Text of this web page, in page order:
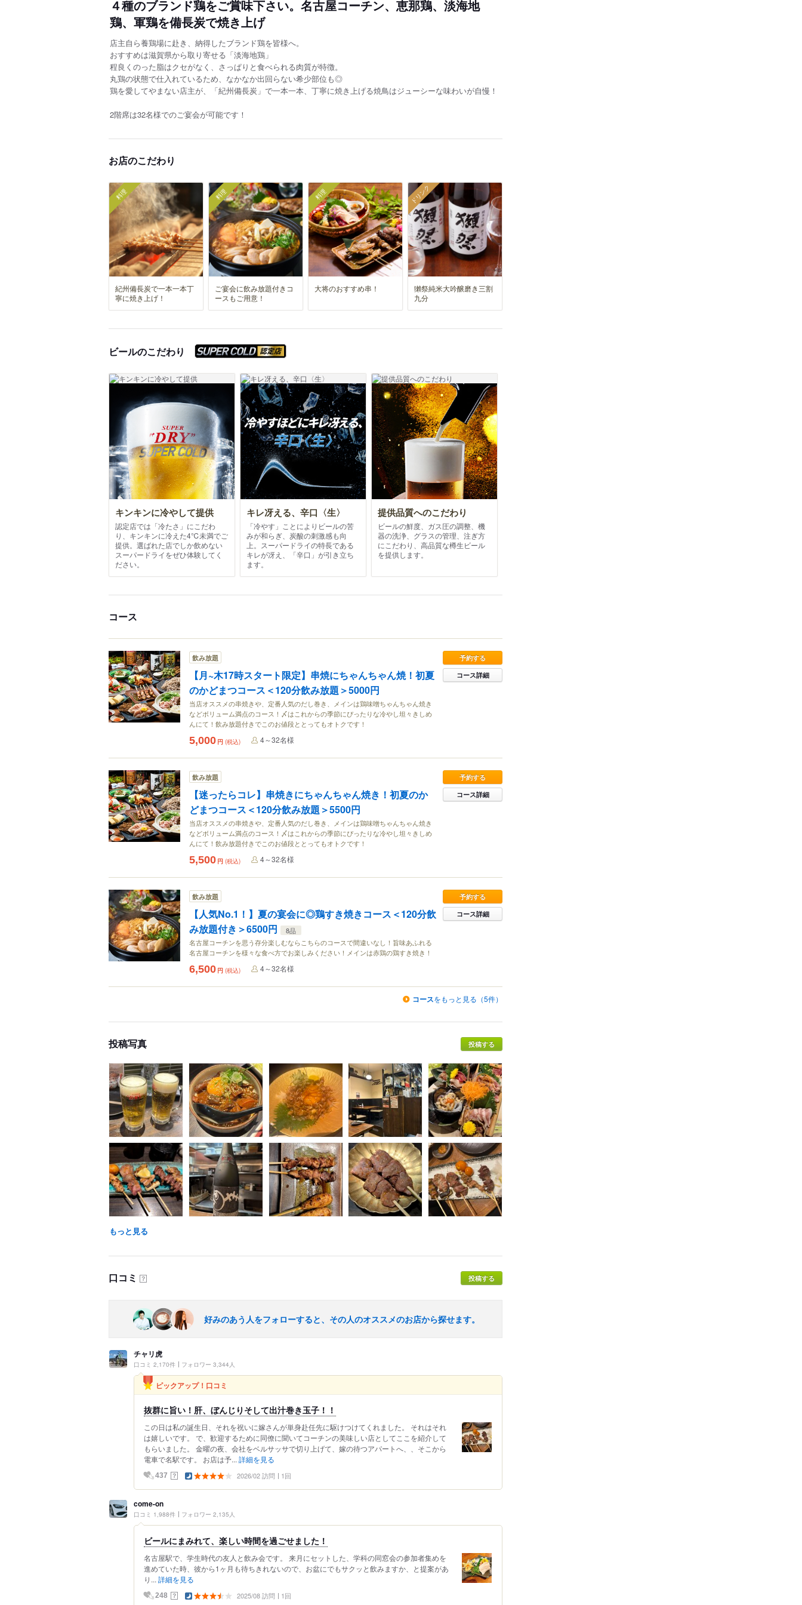
４種のブランド鶏をご賞味下さい。名古屋コーチン、恵那鶏、淡海地
鶏、軍鶏を備長炭で焼き上げ
店主自ら養鶏場に赴き、納得したブランド鶏を皆様へ。
おすすめは滋賀県から取り寄せる「淡海地鶏」
程良くのった脂はクセがなく、さっぱりと食べられる肉質が特徴。
丸鶏の状態で仕入れているため、なかなか出回らない希少部位も◎
鶏を愛してやまない店主が、「紀州備長炭」で一本一本、丁寧に焼き上げる焼鳥はジューシーな味わいが自慢！
2階席は32名様でのご宴会が可能です！
お店のこだわり
料理
紀州備長炭で一本一本丁
寧に焼き上げ！
料理
ご宴会に飲み放題付きコ
ースもご用意！
料理
大将のおすすめ串！
ドリンク
獺祭純米大吟醸磨き三割
九分
ビールのこだわり
キンキンに冷やして提供
認定店では「冷たさ」にこだわ
り、キンキンに冷えた4℃未満でご
提供。選ばれた店でしか飲めない
スーパードライをぜひ体験してく
ださい。
キレ冴える、辛口〈生〉
「冷やす」ことによりビールの苦
みが和らぎ、炭酸の刺激感も向
上。スーパードライの特長である
キレが冴え、「辛口」が引き立ち
ます。
提供品質へのこだわり
ビールの鮮度、ガス圧の調整、機
器の洗浄、グラスの管理、注ぎ方
にこだわり、高品質な樽生ビール
を提供します。
コース
飲み放題
【月~木17時スタート限定】串焼にちゃんちゃん焼！初夏
のかどまつコース＜120分飲み放題＞5000円
当店オススメの串焼きや、定番人気のだし巻き、メインは鶏味噌ちゃんちゃん焼き
などボリューム満点のコース！〆はこれからの季節にぴったりな冷やし坦々きしめ
んにて！飲み放題付きでこのお値段ととってもオトクです！
予約する
コース詳細
5,000 円 (税込) 4～32名様
飲み放題
【迷ったらコレ】串焼きにちゃんちゃん焼き！初夏のか
どまつコース＜120分飲み放題＞5500円
当店オススメの串焼きや、定番人気のだし巻き、メインは鶏味噌ちゃんちゃん焼き
などボリューム満点のコース！〆はこれからの季節にぴったりな冷やし坦々きしめ
んにて！飲み放題付きでこのお値段ととってもオトクです！
予約する
コース詳細
5,500 円 (税込) 4～32名様
飲み放題
【人気No.1！】夏の宴会に◎鶏すき焼きコース＜120分飲
み放題付き＞6500円
8品
名古屋コーチンを思う存分楽しむならこちらのコースで間違いなし！旨味あふれる
名古屋コーチンを様々な食べ方でお楽しみください！メインは赤鶏の鶏すき焼き！
予約する
コース詳細
6,500 円 (税込) 4～32名様
コースをもっと見る（5件）
投稿写真 投稿する
もっと見る
口コミ ？ 投稿する
好みのあう人をフォローすると、その人のオススメのお店から探せます。
チャリ虎
口コミ 2,170件 フォロワー 3,344人
ピックアップ！口コミ
抜群に旨い！肝、ぼんじりそして出汁巻き玉子！！
この日は私の誕生日、それを祝いに嫁さんが単身赴任先に駆けつけてくれました。 それはそれ
は嬉しいです。 で、歓迎するために同僚に聞いてコーチンの美味しい店としてここを紹介して
もらいました。 金曜の夜、会社をベルサッサで切り上げて、嫁の待つアパートへ、、そこから
電車で名駅です。 お店は予... 詳細を見る
437 ？ 2026/02 訪問 1回
come-on
口コミ 1,988件 フォロワー 2,135人
ビールにまみれて、楽しい時間を過ごせました！
名古屋駅で、学生時代の友人と飲み会です。 来月にセットした、学科の同窓会の参加者集めを
進めていた時、彼から1ヶ月も待ちきれないので、お盆にでもサクッと飲みますか、と提案があ
り... 詳細を見る
248 ？ 2025/08 訪問 1回